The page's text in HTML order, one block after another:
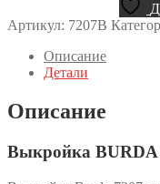
Артикул: 7207B
Описание
Детали
Описание
Выкройка